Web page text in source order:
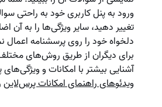
ورود به پنل کاربری خود به راحتی
تغییر دهید، سایر ویژگی‌ها را به آن
دلخواه خود را روی پرسشنامه اعمال
برای دیگران از طریق روش‌های
آشنایی بیشتر با امکانات و
ویدئوهای راهنمای امکانات پرس‌لاین